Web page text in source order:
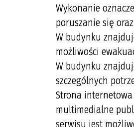
Wykonanie
poruszanie się
W budynku
możliwości
W budynku
szczególnych
Strona
multimedialne
serwisu jest